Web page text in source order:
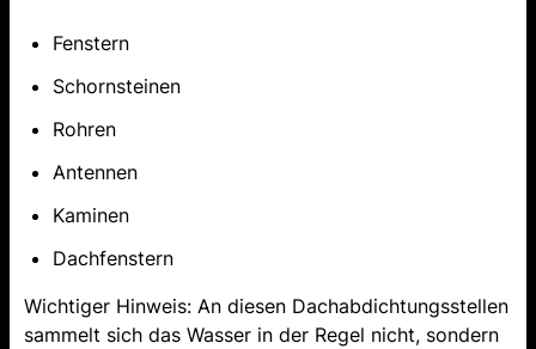
Fenstern
Schornsteinen
Rohren
Antennen
Kaminen
Dachfenstern
Wichtiger Hinweis: An diesen Dachabdichtungsstellen
sammelt sich das Wasser in der Regel nicht, sondern